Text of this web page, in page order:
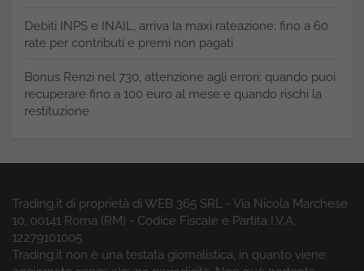
Debiti INPS e INAIL, arriva la maxi rateazione: fino a 60
rate per contributi e premi non pagati
Bonus Renzi nel 730, attenzione agli errori: quando puoi
recuperare fino a 100 euro al mese e quando rischi la
restituzione
Trading.it di proprietà di WEB 365 SRL - Via Nicola Marchese
10, 00141 Roma (RM) - Codice Fiscale e Partita I.V.A.
12279101005
Trading.it non è una testata giornalistica, in quanto viene